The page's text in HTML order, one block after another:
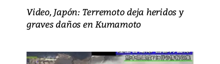
Video, Japón: Terremoto deja heridos y
graves daños en Kumamoto